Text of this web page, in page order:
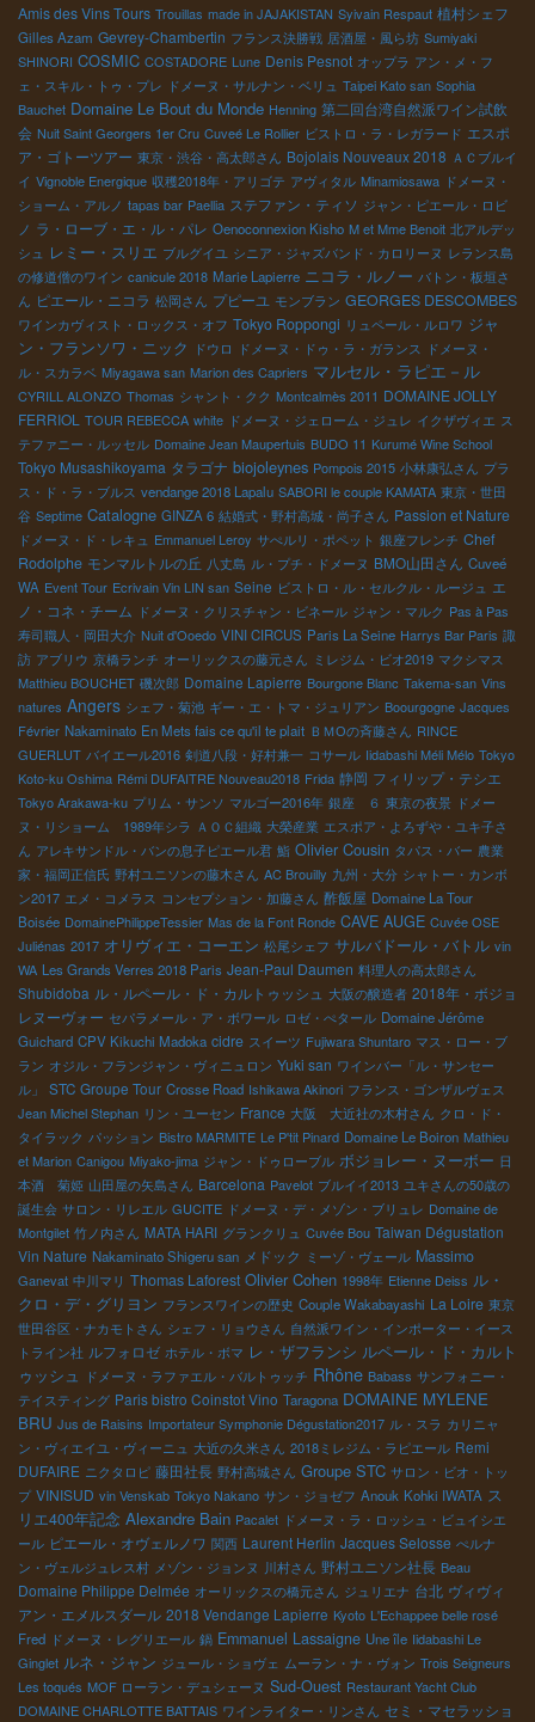
Amis des Vins Tours Trouillas made in JAJAKISTAN Syivain Respaut 植村シェフ
Gilles Azam Gevrey-Chambertin フランス決勝戦 居酒屋・風ら坊 Sumiyaki
SHINORI COSMIC COSTADORE Lune Denis Pesnot オップラ アン・メ・フ
ェ・スキル・トゥ・プレ ドメーヌ・サルナン・ベリュ Taipei Kato san Sophia
Bauchet Domaine Le Bout du Monde Henning 第二回台湾自然派ワイン試飲
会 Nuit Saint Georgers 1er Cru Cuveé Le Rollier ビストロ・ラ・レガラード エスポ
ア・ゴトーツアー 東京・渋谷・高太郎さん Bojolais Nouveaux 2018 ＡＣブルイ
イ Vignoble Energique 収穫2018年・アリゴテ アヴィタル Minamiosawa ドメーヌ・
ショーム・アルノ tapas bar Paellia ステファン・ティソ ジャン・ピエール・ロビ
ノ ラ・ローブ・エ・ル・パレ Oenoconnexion Kisho M et Mme Benoit 北アルデッ
シュ レミー・スリエ ブルグイユ シニア・ジャズバンド・カロリーヌ レランス島
の修道僧のワイン canicule 2018 Marie Lapierre ニコラ・ルノー バトン・板垣さ
ん ピエール・ニコラ 松岡さん プピーユ モンブラン GEORGES DESCOMBES
ワインカヴィスト・ロックス・オフ Tokyo Roppongi リュペール・ルロワ ジャ
ン・フランソワ・ニック
ドウロ ドメーヌ・ドゥ・ラ・ガランス
ドメーヌ・
ル・スカラベ Miyagawa san Marion des Capriers マルセル・ラピエ－ル
CYRILL ALONZO Thomas シャント・クク Montcalmès 2011 DOMAINE JOLLY
FERRIOL TOUR REBECCA white ドメーヌ・ジェローム・ジュレ イクザヴィエ ス
テファニー・ルッセル Domaine Jean Maupertuis BUDO 11 Kurumé Wine School
Tokyo Musashikoyama タラゴナ biojoleynes Pompois 2015 小林康弘さん プラ
ス・ド・ラ・ブルス vendange 2018 Lapalu SABORI le couple KAMATA 東京・世田
谷 Septime Catalogne GINZA 6 結婚式・野村高城・尚子さん Passion et Nature
ドメーヌ・ド・レキュ Emmanuel Leroy サぺルリ・ポペット 銀座フレンチ Chef
Rodolphe モンマルトルの丘 八丈島 ル・プチ・ドメーヌ BMO山田さん Cuveé
WA Event Tour Ecrivain Vin LIN san Seine ビストロ・ル・セルクル・ルージュ エ
ノ・コネ・チーム ドメーヌ・クリスチャン・ビネール ジャン・マルク Pas à Pas
寿司職人・岡田大介 Nuit d'Ooedo VINI CIRCUS Paris La Seine Harrys Bar Paris 諏
訪 アブリウ 京橋ランチ オーリックスの藤元さん ミレジム・ビオ2019 マクシマス
Matthieu BOUCHET 磯次郎 Domaine Lapierre Bourgone Blanc Takema-san Vins
natures Angers シェフ・菊池 ギー・エ・トマ・ジュリアン Boourgogne Jacques
Février Nakaminato En Mets fais ce qu'il te plait ＢＭОの斉藤さん RINCE
GUERLUT バイエール2016 剣道八段・好村兼一 コサール Iidabashi Méli Mélo Tokyo
Koto-ku Oshima Rémi DUFAITRE Nouveau2018 Frida 静岡 フィリップ・テシエ
Tokyo Arakawa-ku プリム・サンソ マルゴー2016年 銀座 ６ 東京の夜景 ドメー
ヌ・リショーム 1989年シラ ＡＯＣ組織 大榮産業 エスポア・よろずや・ユキ子さ
ん アレキサンドル・バンの息子ピエール君 鮨 Olivier Cousin タパス・バー 農業
家・福岡正信氏 野村ユニソンの藤木さん AC Brouilly 九州・大分 シャトー・カンボ
ン2017 エメ・コメラス コンセプション・加藤さん 酢飯屋 Domaine La Tour
Boisée DomainePhilippeTessier Mas de la Font Ronde CAVE AUGE Cuvée OSE
Juliénas 2017 オリヴィエ・コーエン 松尾シェフ サルバドール・バトル vin
WA Les Grands Verres 2018 Paris Jean-Paul Daumen 料理人の高太郎さん
Shubidoba ル・ルペール・ド・カルトゥッシュ 大阪の醸造者 2018年・ボジョ
レヌーヴォー セパラメール・ア・ボワール ロゼ・ぺタール Domaine Jérôme
Guichard CPV Kikuchi Madoka cidre スイーツ Fujiwara Shuntaro マス・ロー・ブ
ラン オジル・フランジャン・ヴィニュロン Yuki san ワインバー「ル・サンセー
ル」
STC Groupe Tour Crosse Road Ishikawa Akinori フランス・ゴンザルヴェス
Jean Michel Stephan リン・ユーセン France 大阪 大近社の木村さん クロ・ド・
タイラック パッション Bistro MARMITE Le P'tit Pinard Domaine Le Boiron Mathieu
et Marion Canigou Miyako-jima ジャン・ドゥローブル ボジョレー・ヌーボー 日
本酒 菊姫 山田屋の矢島さん Barcelona Pavelot ブルイイ2013 ユキさんの50歳の
誕生会 サロン・リレエル GUCITE ドメーヌ・デ・メゾン・ブリュレ Domaine de
Montgilet 竹ノ内さん MATA HARI グランクリュ Cuvée Bou Taiwan Dégustation
Vin Nature Nakaminato Shigeru san メドック ミーゾ・ヴェール Massimo
Ganevat 中川マリ Thomas Laforest Olivier Cohen 1998年 Etienne Deiss ル・
クロ・デ・グリヨン フランスワインの歴史 Couple Wakabayashi La Loire 東京
世田谷区・ナカモトさん シェフ・リョウさん 自然派ワイン・インポーター・イース
トライン社 ルフォロゼ ホテル・ボマ レ・ザフランシ ルペール・ド・カルト
ゥッシュ
ドメーヌ・ラファエル・バルトゥッチ Rhône Babass サンフォニー・
テイスティング Paris bistro Coinstot Vino Taragona DOMAINE MYLENE
BRU Jus de Raisins Importateur Symphonie Dégustation2017 ル・スラ カリニャ
ン・ヴィエイユ・ヴィーニュ 大近の久米さん 2018ミレジム・ラピエール Remi
DUFAIRE ニクタロピ 藤田社長 野村高城さん Groupe STC サロン・ビオ・トッ
プ VINISUD vin Venskab Tokyo Nakano サン・ジョゼフ Anouk Kohki IWATA ス
リエ400年記念 Alexandre Bain Pacalet ドメーヌ・ラ・ロッシュ・ビュイシエ
ール ピエール・オヴェルノワ 関西 Laurent Herlin Jacques Selosse ぺルナ
ン・ヴェルジュレス村 メゾン・ジョンヌ 川村さん 野村ユニソン社長 Beau
Domaine Philippe Delmée オーリックスの橋元さん ジュリエナ 台北 ヴィヴィ
アン・エメルスダール 2018 Vendange Lapierre Kyoto L'Echappee belle rosé
Fred ドメーヌ・レグリエール 鍋 Emmanuel Lassaigne Une île Iidabashi Le
Ginglet ルネ・ジャン ジュール・ショヴェ ムーラン・ナ・ヴォン Trois Seigneurs
Les toqués MOF ローラン・デュシェーヌ Sud-Ouest Restaurant Yacht Club
DOMAINE CHARLOTTE BATTAIS ワインライター・リンさん セミ・マセラッショ